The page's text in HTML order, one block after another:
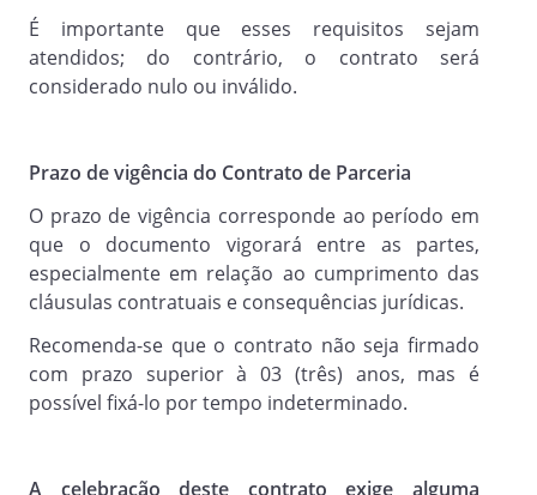
OBRIGAÇÕES E GARANTIAS DAS PARTES
Cláusula 4.
Cumprir, durante a vigência deste
Contrato, toda a legislação aplicável à
espécie, seja federal, estadual ou
municipal, bem como todas as
competentes da Administração Pública e
demais entidades de fiscalização.
É importante que esses requisitos sejam
atendidos; do contrário, o contrato será
considerado nulo ou inválido.
Prazo de vigência do Contrato de Parceria
O prazo de vigência corresponde ao período em
que o documento vigorará entre as partes,
especialmente em relação ao cumprimento das
cláusulas contratuais e consequências jurídicas.
Recomenda-se que o contrato não seja firmado
com prazo superior à 03 (três) anos, mas é
possível fixá-lo por tempo indeterminado.
A celebração deste contrato exige alguma